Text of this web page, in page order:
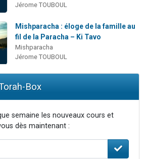
Jérome TOUBOUL
Mishparacha : éloge de la famille au
fil de la Paracha – Ki Tavo
Mishparacha
Jérome TOUBOUL
Box
semaine les nouveaux cours et
dès maintenant :